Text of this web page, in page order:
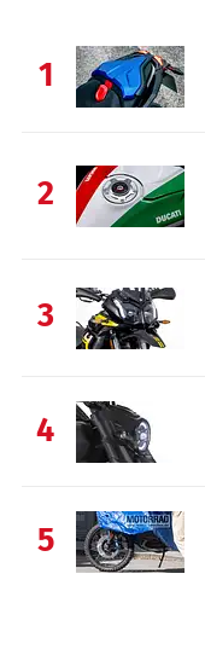
1
2
3
4
5